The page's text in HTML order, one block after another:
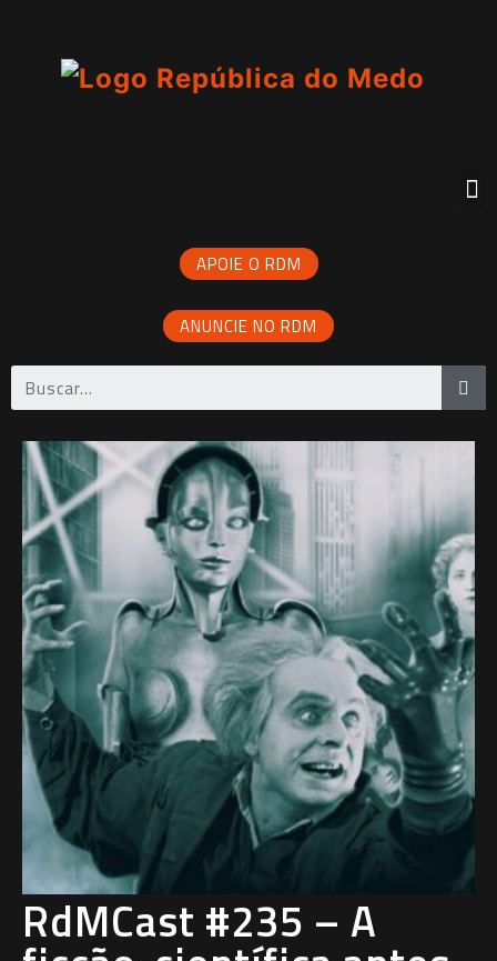
APOIE O RDM
ANUNCIE NO RDM
RdMCast #235 – A